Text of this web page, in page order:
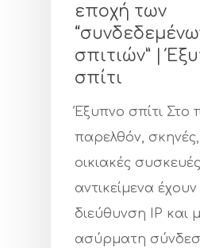
εποχή των
σπιτιών” |
σπίτι
Έξυπνο σπίτι
παρελθόν,
οικιακές
αντικείμενα έχουν
διεύθυνση IP και
ασύρματη